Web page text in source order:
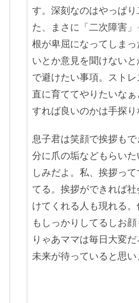
す。深刻なのはやっぱ
た、まさに「二次障害
根が卑屈になってしま
いとか意見を聞けない
で避けたい事項。スト
直に育ててやりたいな
すれば良いのかは手探
息子君は笑顔で挨拶も
分に爪の垢などもらい
しみだよ。私、挨拶っ
てる。挨拶ができれば
けてくれる人も現れる
もしっかりしてるしお
りゃあママは毎日大変
未来が待っていると思い